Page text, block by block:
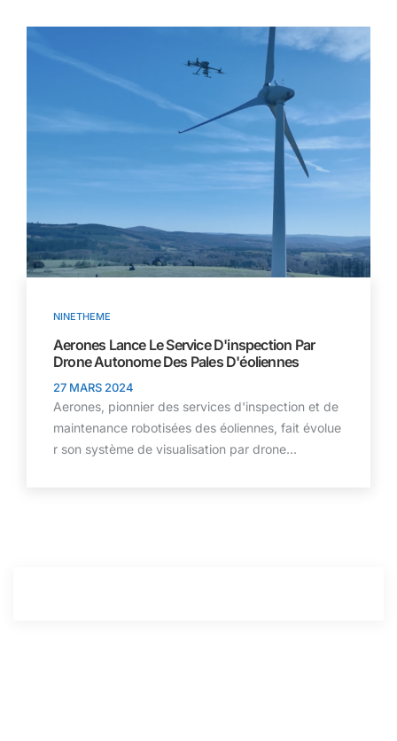
NINETHEME
Aerones Lance Le Service D'inspection Par
Drone Autonome Des Pales D'éoliennes
27 MARS 2024
Aerones, pionnier des services d'inspection et de
maintenance robotisées des éoliennes, fait évolue
r son système de visualisation par drone...